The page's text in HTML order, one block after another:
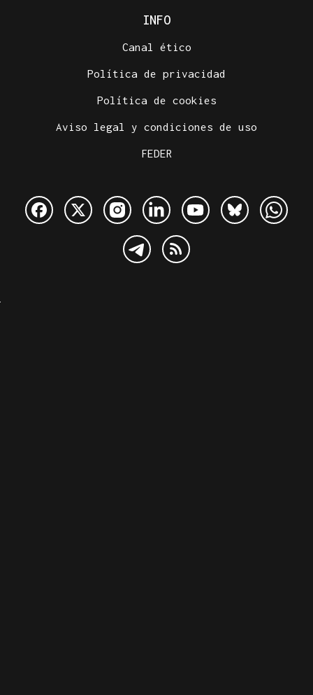
INFO
Canal ético
Política de privacidad
Política de cookies
Aviso legal y condiciones de uso
FEDER